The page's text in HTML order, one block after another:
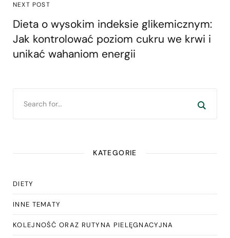
NEXT POST
Dieta o wysokim indeksie glikemicznym:
Jak kontrolować poziom cukru we krwi i
unikać wahaniom energii
KATEGORIE
DIETY
INNE TEMATY
KOLEJNOŚĆ ORAZ RUTYNA PIELĘGNACYJNA